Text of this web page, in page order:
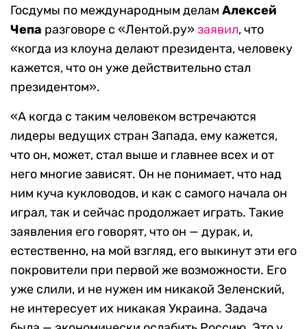
Госдумы по международным делам Алексей
Чепа разговоре с «Лентой.ру»заявил, что
«когда из клоуна делают президента, человеку
кажется, что он уже действительно стал
президентом».
«А когда с таким человеком встречаются
лидеры ведущих стран Запада, ему кажется,
что он, может, стал выше и главнее всех и от
него многие зависят. Он не понимает, что над
ним куча кукловодов, и как с самого начала он
играл, так и сейчас продолжает играть. Такие
заявления его говорят, что он — дурак, и,
естественно, на мой взгляд, его выкинут эти его
покровители при первой же возможности. Его
уже слили, и не нужен им никакой Зеленский,
не интересует их никакая Украина. Задача